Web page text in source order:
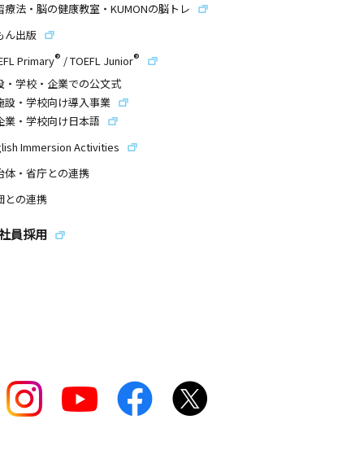
療法・脳の健康教室・KUMONの脳トレ
ん出版
Primary® /TOEFL Junior®
・学校・企業での公文式
設・学校向け導入事業
業・学校向け日本語
Immersion Activities
体・省庁との連携
との連携
員採用